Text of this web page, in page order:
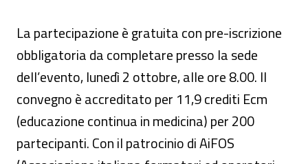
La partecipazione è gratuita con pre-iscrizione
obbligatoria da completare presso la sede
dell’evento, lunedì 2 ottobre, alle ore 8.00. Il
convegno è accreditato per 11,9 crediti Ecm
(educazione continua in medicina) per 200
partecipanti. Con il patrocinio di AiFOS